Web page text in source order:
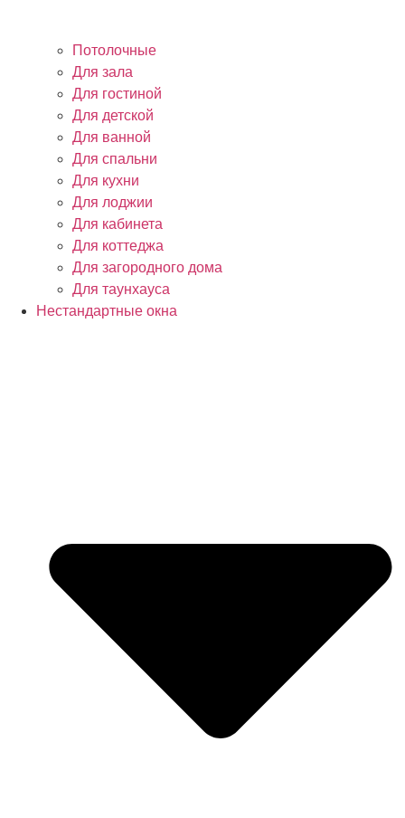
Потолочные
Для зала
Для гостиной
Для детской
Для ванной
Для спальни
Для кухни
Для лоджии
Для кабинета
Для коттеджа
Для загородного дома
Для таунхауса
Нестандартные окна